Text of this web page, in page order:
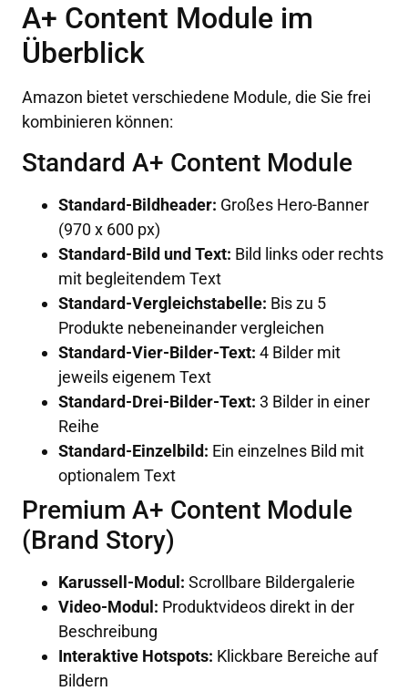
A+ Content Module im
Überblick
Amazon bietet verschiedene Module, die Sie frei
kombinieren können:
Standard A+ Content Module
Standard-Bildheader: Großes Hero-Banner
(970 x 600 px)
Standard-Bild und Text: Bild links oder rechts
mit begleitendem Text
Standard-Vergleichstabelle: Bis zu 5
Produkte nebeneinander vergleichen
Standard-Vier-Bilder-Text: 4 Bilder mit
jeweils eigenem Text
Standard-Drei-Bilder-Text: 3 Bilder in einer
Reihe
Standard-Einzelbild: Ein einzelnes Bild mit
optionalem Text
Premium A+ Content Module
(Brand Story)
Karussell-Modul: Scrollbare Bildergalerie
Video-Modul: Produktvideos direkt in der
Beschreibung
Interaktive Hotspots: Klickbare Bereiche auf
Bildern